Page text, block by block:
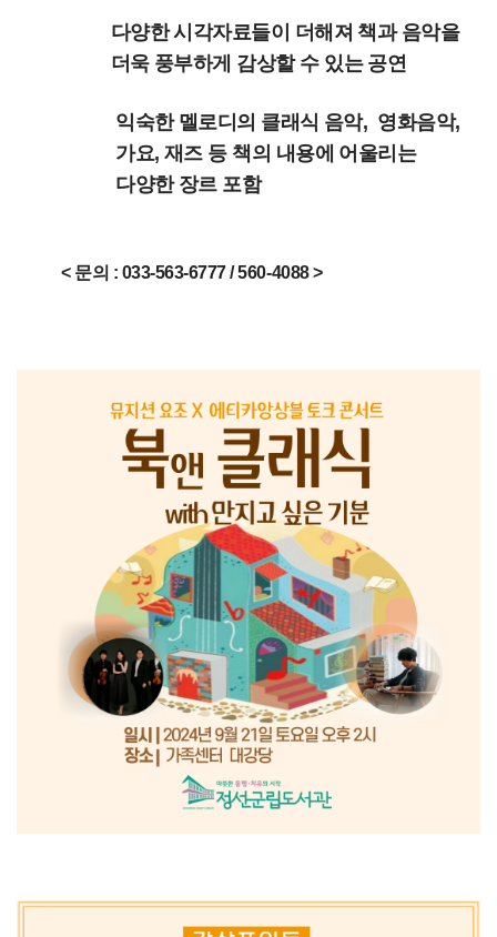
다양한 시각자료들이 더해져 책과 음악을
더욱 풍부하게 감상할 수 있는 공연
익숙한 멜로디의 클래식 음악, 영화음악,
가요, 재즈 등 책의 내용에 어울리는
다양한 장르 포함
< 문의 : 033-563-6777 / 560-4088 >